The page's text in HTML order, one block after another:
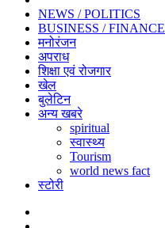
NEWS / POLITICS
BUSINESS / FINANCE
मनोरंजन
अपराध
शिक्षा एवं रोजगार
खेल
बुलेटिन
अन्य खबरे
spiritual
स्वास्थ्य
Tourism
world news fact
स्टोरी